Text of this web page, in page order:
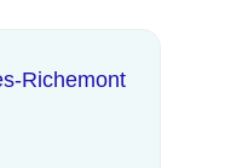
Richemont